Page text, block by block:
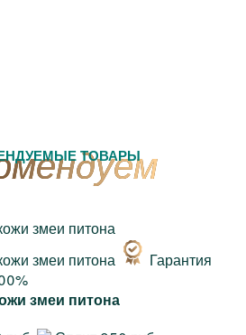
ТОВАРЫ
Гарантия
змеи питона